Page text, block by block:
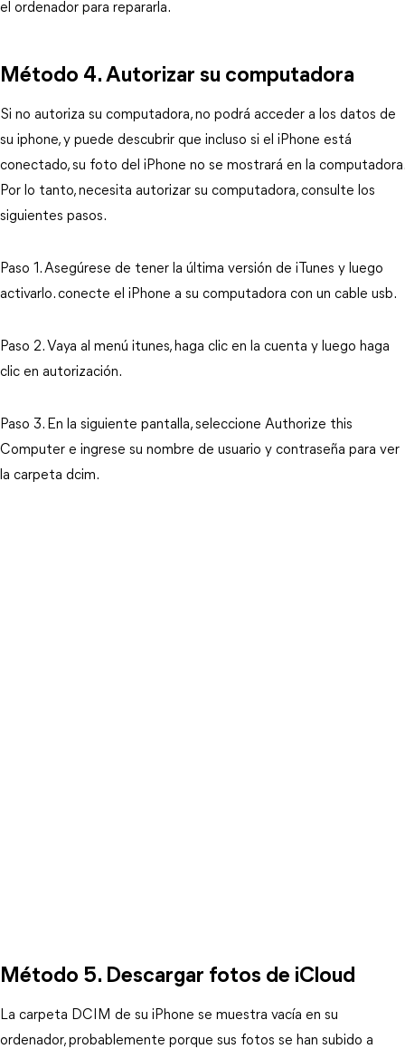
el ordenador para repararla.
Método 4. Autorizar su computadora
Si no autoriza su computadora, no podrá acceder a los datos de
su iphone, y puede descubrir que incluso si el iPhone está
conectado, su foto del iPhone no se mostrará en la computadora.
Por lo tanto, necesita autorizar su computadora, consulte los
siguientes pasos.
Paso 1. Asegúrese de tener la última versión de iTunes y luego
activarlo. conecte el iPhone a su computadora con un cable usb.
Paso 2. Vaya al menú itunes, haga clic en la cuenta y luego haga
clic en autorización.
Paso 3. En la siguiente pantalla, seleccione Authorize this
Computer e ingrese su nombre de usuario y contraseña para ver
la carpeta dcim.
Método 5. Descargar fotos de iCloud
La carpeta DCIM de su iPhone se muestra vacía en su
ordenador, probablemente porque sus fotos se han subido a